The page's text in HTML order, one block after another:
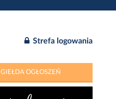
Strefa logowania
GIEŁDA OGŁOSZEŃ